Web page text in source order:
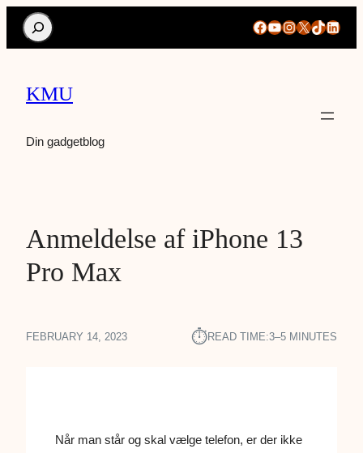
Search Facebook
YouTube
Instagram
X TikTok
KMU
Din gadgetblog
Anmeldelse af iPhone 13
Pro Max
FEBRUARY 14, 2023 ⏱︎READ TIME:3–5 MINUTES
Når man står og skal vælge telefon, er der ikke